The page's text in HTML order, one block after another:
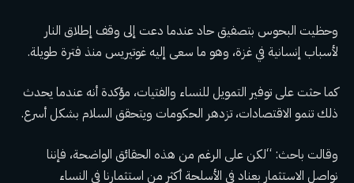
وحظيت البحوس بتصفيق حاد عندما دعت إلى وقف إطلاق النار
لأسباب إنسانية في غزة، وهو ما سعى إليه غوتيريس منذ فترة طويلة.
كما حثت على توفير التمويل للنساء والفتيات، مؤكدة أنه عندما يحدث
ذلك تنمو الاقتصادات، تزدهر الحكومات ويتحقق السلام بشكل أسرع.
وقالت باحث: “لكن على الرغم من هذه الحقائق الواضحة، فإننا
نواصل الاستثمار بعناد في الأسلحة أكثر من استثمارنا في النساء